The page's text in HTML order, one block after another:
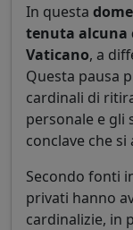
In questa
tenuta alcuna
Vaticano, a
Questa pausa
cardinali di
personale e gli
conclave che
Secondo fonti
privati hanno
cardinalizie, in